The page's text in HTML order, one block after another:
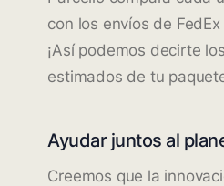
con los envíos de
¡Así podemos decirte
estimados de tu
Ayudar juntos al
Creemos que la